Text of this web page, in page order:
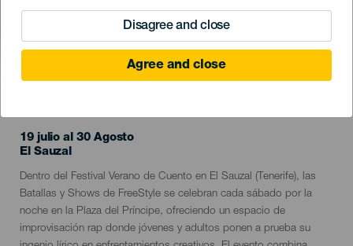
Disagree and close
Agree and close
19 julio al 30 Agosto
Localidad
El Sauzal
Descripción
del
evento
Dentro del Festival Verano de Cuento en El Sauzal (Tenerife), las
Batallas y Shows de FreeStyle se celebran cada sábado por la
noche en la Plaza del Príncipe, ofreciendo un espacio de
improvisación rap donde jóvenes y adultos ponen a prueba su